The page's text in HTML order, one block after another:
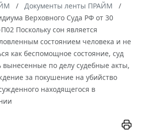
Документы ленты ПРАЙМ
Верховного Суда РФ от 30
Поскольку сон является
состоянием человека и не
как беспомощное состояние, суд
вынесенные по делу судебные акты,
за покушение на убийство
находящегося в